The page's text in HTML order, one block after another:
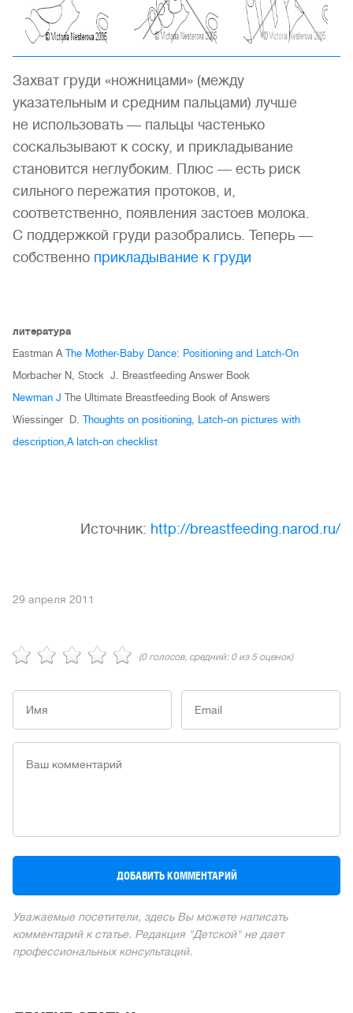
Захват груди «ножницами» (между
указательным и средним пальцами) лучше
не использовать — пальцы частенько
соскальзывают к соску, и прикладывание
становится неглубоким. Плюс — есть риск
сильного пережатия протоков, и,
соответственно, появления застоев молока.
C поддержкой груди разобрались. Теперь —
собственно прикладывание к груди
литература
Eastman A The Mother-Baby Dance: Positioning and Latch-On
Morbacher N, Stock J. Breastfeeding Answer Book
Newman J The Ultimate Breastfeeding Book of Answers
Wiessinger D. Thoughts on positioning, Latch-on pictures with
description,A latch-on checklist
Источник: http://breastfeeding.narod.ru/
29 апреля 2011
(0голосов, средний: 0из 5 оценок)
Уважаемые посетители, здесь Вы можете написать
комментарий к статье. Редакция "Детской" не дает
профессиональных консультаций.